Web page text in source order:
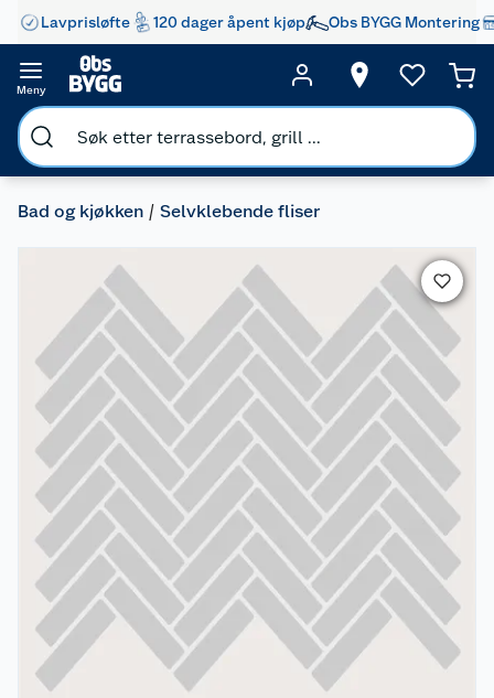
Lavprisløfte 120 dager åpent kjøp Obs BYGG Montering
Meny
Bad og kjøkken Selvklebende fliser